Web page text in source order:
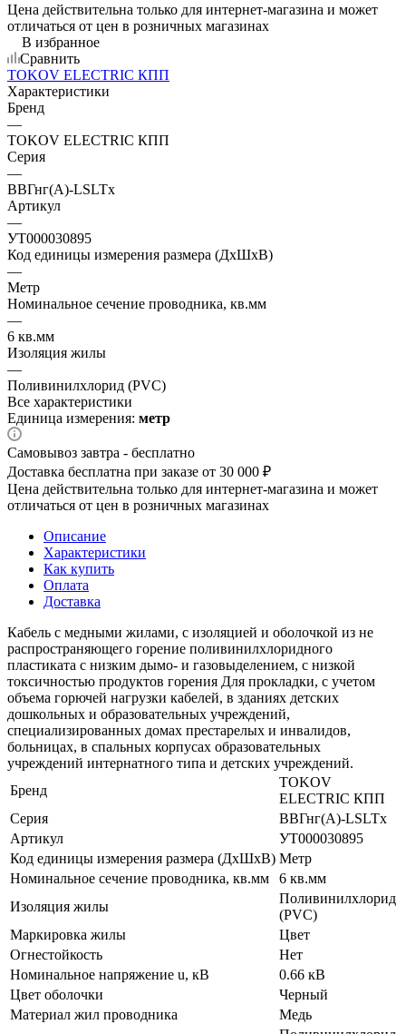
Цена действительна только для интернет-магазина и может
отличаться от цен в розничных магазинах
В избранное
Сравнить
TOKOV ELECTRIC КПП
Характеристики
Бренд
—
TOKOV ELECTRIC КПП
Серия
—
ВВГнг(А)-LSLTx
Артикул
—
УТ000030895
Код единицы измерения размера (ДхШхВ)
—
Метр
Номинальное сечение проводника, кв.мм
—
6 кв.мм
Изоляция жилы
—
Поливинилхлорид (PVC)
Все характеристики
Единица измерения: метр
Самовывоз завтра - бесплатно
Доставка бесплатна при заказе от 30 000 ₽
Цена действительна только для интернет-магазина и может
отличаться от цен в розничных магазинах
Описание
Характеристики
Как купить
Оплата
Доставка
Кабель с медными жилами, с изоляцией и оболочкой из не
распространяющего горение поливинилхлоридного
пластиката с низким дымо- и газовыделением, с низкой
токсичностью продуктов горения Для прокладки, с учетом
объема горючей нагрузки кабелей, в зданиях детских
дошкольных и образовательных учреждений,
специализированных домах престарелых и инвалидов,
больницах, в спальных корпусах образовательных
учреждений интернатного типа и детских учреждений.
Бренд
TOKOV
ELECTRIC КПП
Серия
ВВГнг(А)-LSLTx
Артикул
УТ000030895
Код единицы измерения размера (ДхШхВ) Метр
Номинальное сечение проводника, кв.мм
6 кв.мм
Изоляция жилы
Поливинилхлорид
(PVC)
Маркировка жилы
Цвет
Огнестойкость
Нет
Номинальное напряжение u, кВ
0.66 кВ
Цвет оболочки
Черный
Материал жил проводника
Медь